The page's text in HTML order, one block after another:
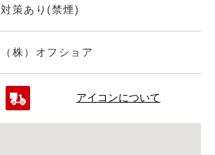
対策あり(禁煙)
（株）オフショア
アイコンについて